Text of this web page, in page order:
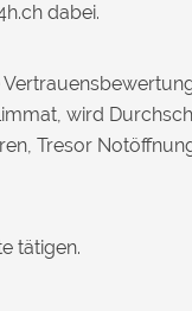
dabei.
wird
Tresor
tätigen.